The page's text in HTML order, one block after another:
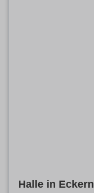
Halle in